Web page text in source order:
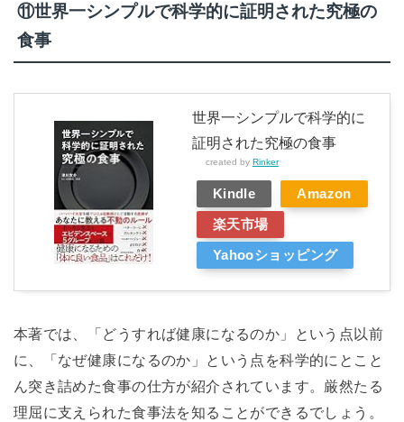
⑪世界一シンプルで科学的に証明された究極の
食事
世界一シンプルで科学的に
証明された究極の食事
created by Rinker
Kindle Amazon
楽天市場
Yahooショッピング
本著では、「どうすれば健康になるのか」という点以前
に、「なぜ健康になるのか」という点を科学的にとこと
ん突き詰めた食事の仕方が紹介されています。厳然たる
理屈に支えられた食事法を知ることができるでしょう。